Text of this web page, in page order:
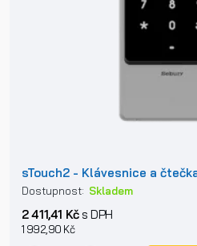
sTouch2 - Klávesnice a čtečka
Dostupnost: Skladem
2 411,41 Kčs DPH
1 992,90 Kč